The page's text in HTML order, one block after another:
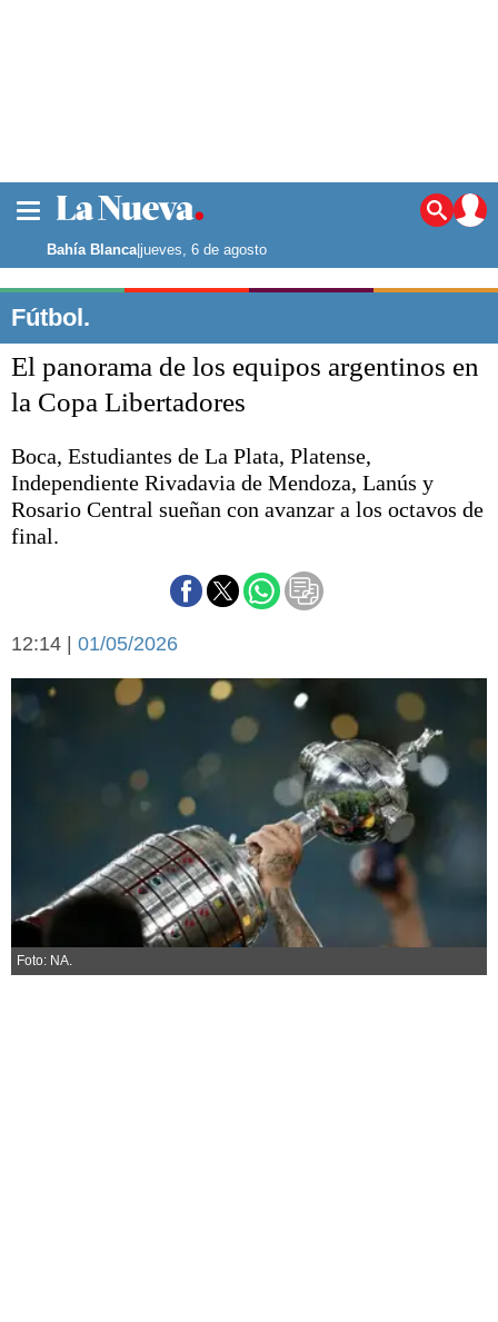
Noticias
La ciudad
Punta Alta
El mundo
Deportes
Escenario Olímpico
Liga del Sur
Básquetbol
Federal A
Aplausos
Con el campo
Espacio empresas
Tecnología
Turismo
Salud
Es viral
El tiempo
Clasificados
Bahía Blanca|jueves, 6 de agosto
Fútbol.
El panorama de los equipos argentinos en
la Copa Libertadores
Boca, Estudiantes de La Plata, Platense,
Independiente Rivadavia de Mendoza, Lanús y
Rosario Central sueñan con avanzar a los octavos de
final.
12:14 | 01/05/2026
Foto: NA.